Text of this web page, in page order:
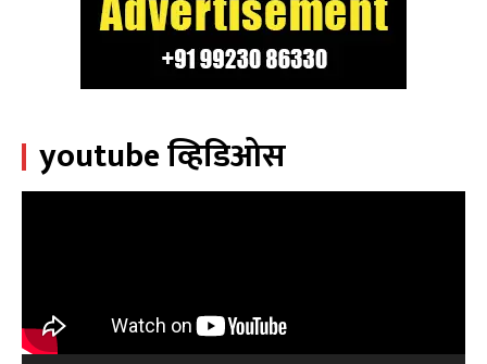
youtube व्हिडिओस